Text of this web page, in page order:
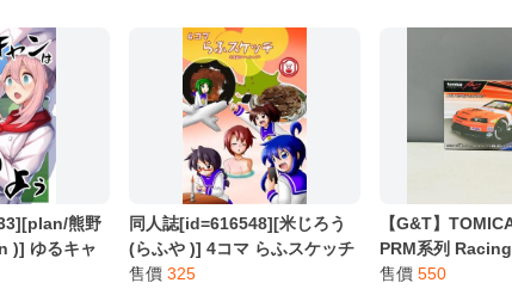
，沒有則反之。
唷～